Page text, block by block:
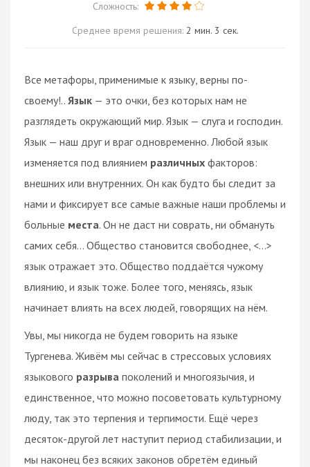
Сложность:
Среднее время решения: 2 мин. 3 сек.
Все метафоры, применимые к языку, верны по-
своему!.. Язык — это очки, без которых нам не
разглядеть окружающий мир. Язык — слуга и господин.
Язык — наш друг и враг одновременно. Любой язык
изменяется под влиянием различных факторов:
внешних или внутренних. Он как будто бы следит за
нами и фиксирует все самые важные наши проблемы и
больные места. Он не даст ни соврать, ни обмануть
самих себя… Общество становится свободнее, <...>
язык отражает это. Общество поддаётся чужому
влиянию, и язык тоже. Более того, меняясь, язык
начинает влиять на всех людей, говорящих на нём.
Увы, мы никогда не будем говорить на языке
Тургенева. Живём мы сейчас в стрессовых условиях
языкового разрыва поколений и многоязычия, и
единственное, что можно посоветовать культурному
люду, так это терпения и терпимости. Ещё через
десяток-другой лет наступит период стабилизации, и
мы наконец без всяких законов обретём единый